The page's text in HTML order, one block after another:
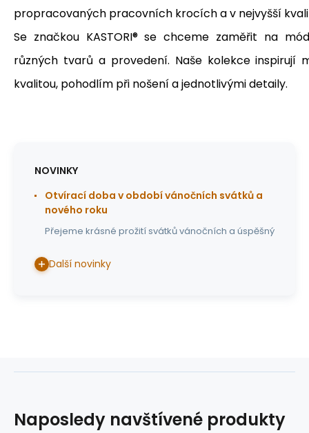
propracovaných pracovních krocích a v nejvyšší
Se značkou KASTORI® se chceme zaměřit na
různých tvarů a provedení. Naše kolekce inspirují
kvalitou, pohodlím při nošení a jednotlivými detaily.
NOVINKY
Otvírací doba v období vánočních svátků a
nového roku
Přejeme krásné prožití svátků vánočních a úspěšný
Další novinky
Naposledy navštívené produkty